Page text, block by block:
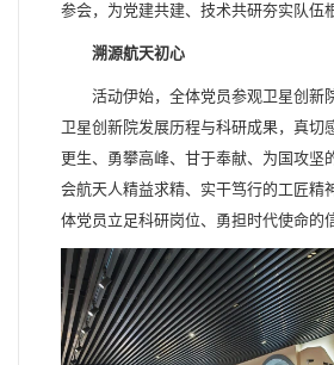
参会，为党建共建、技术共研夯实队伍
溯源航天初心
活动伊始，全体党员参观卫星创新
卫星创新院发展历程与科研成果，真切
更生、勇攀高峰、甘于奉献、为国攻坚
会航天人精益求精、实干笃行的工匠精
体党员立足科研岗位、勇担时代使命的